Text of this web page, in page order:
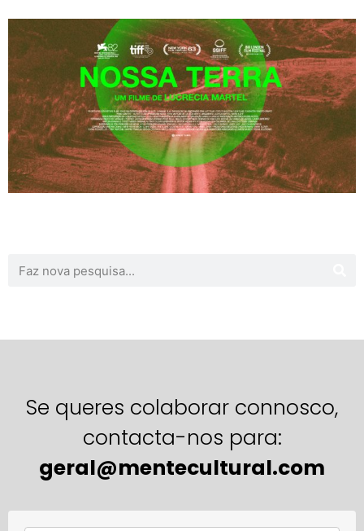
Se queres colaborar connosco,
contacta-nos para:
geral@mentecultural.com